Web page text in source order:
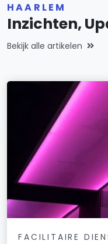
HAARLEM
Inzichten,
Bekijk alle artikelen
FACILITAIRE